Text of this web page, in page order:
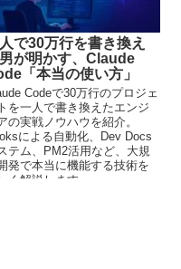
で30万行を書き換え
が明かす、Claude
「本当の使い方」
Codeで30万行のプロジェ
を一人で書き換えたエンジ
の実戦ノウハウを紹介。
による自動化、Dev Docs
テム、PM2活用など、大規
発で本当に機能する技術を
く解説します。